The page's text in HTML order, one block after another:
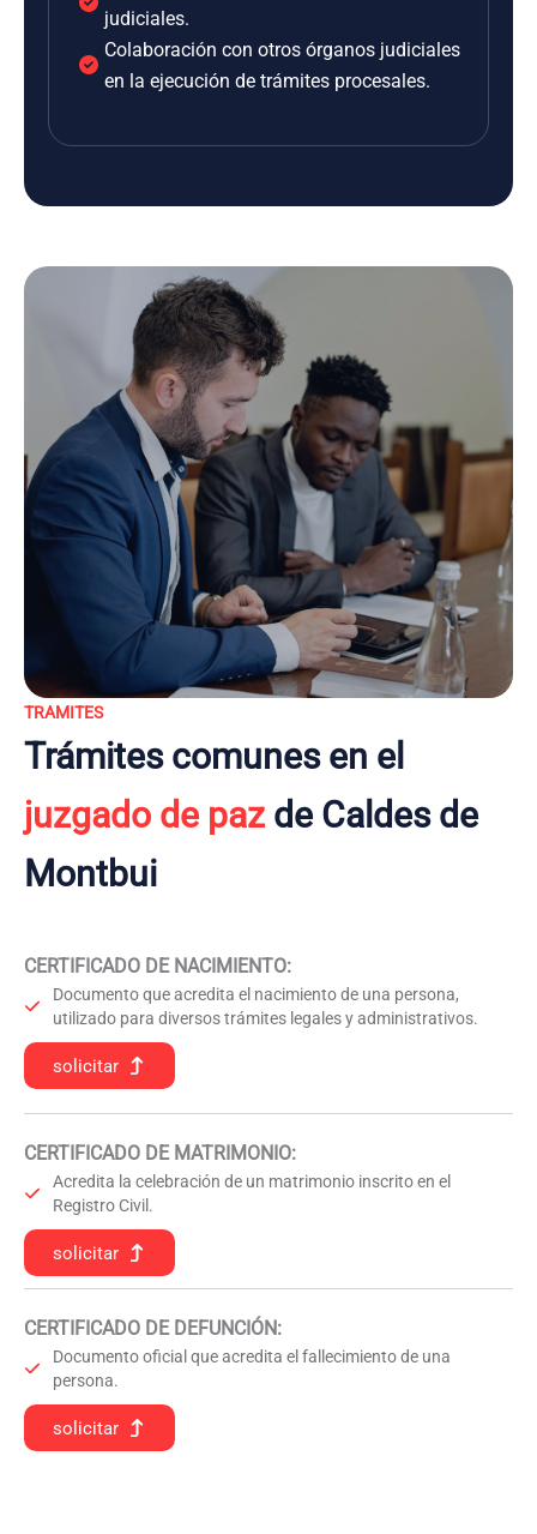
judiciales.
Colaboración con otros órganos judiciales
en la ejecución de trámites procesales.
TRAMITES
Trámites comunes en el
juzgado de pazde Caldes de
Montbui
CERTIFICADO DE NACIMIENTO:
Documento que acredita el nacimiento de una persona,
utilizado para diversos trámites legales y administrativos.
solicitar
CERTIFICADO DE MATRIMONIO:
Acredita la celebración de un matrimonio inscrito en el
Registro Civil.
solicitar
CERTIFICADO DE DEFUNCIÓN:
Documento oficial que acredita el fallecimiento de una
persona.
solicitar